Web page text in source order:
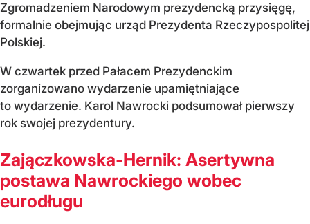
Zgromadzeniem Narodowym prezydencką przysięgę,
formalnie obejmując urząd Prezydenta Rzeczypospolitej
Polskiej.
W czwartek przed Pałacem Prezydenckim
zorganizowano wydarzenie upamiętniające
to wydarzenie. Karol Nawrocki podsumowałpierwszy
rok swojej prezydentury.
Zajączkowska-Hernik: Asertywna
postawa Nawrockiego wobec
eurodługu